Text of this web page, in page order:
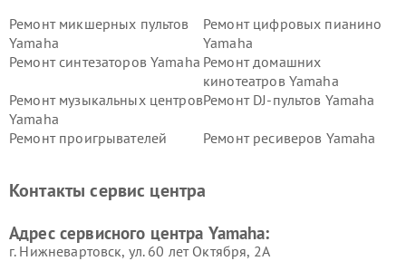
Ремонт микшерных пультов
Yamaha
Ремонт цифровых пианино
Yamaha
Ремонт синтезаторов Yamaha Ремонт домашних
кинотеатров Yamaha
Ремонт музыкальных центров
Yamaha
Ремонт DJ-пультов Yamaha
Ремонт проигрывателей
Ремонт ресиверов Yamaha
Yamaha
Yamaha
Контакты сервис центра
Адрес сервисного центра Yamaha:
г. Нижневартовск, ул. 60 лет Октября, 2А